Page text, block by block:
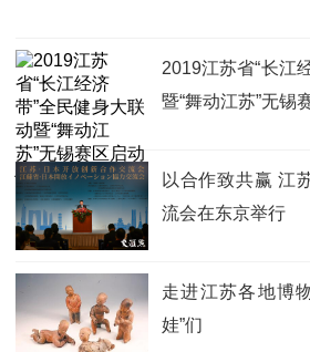
2019江苏省“长江
暨“舞动江苏”无锡
以合作致共赢 江
流会在东京举行
走进江苏各地博
娃”们